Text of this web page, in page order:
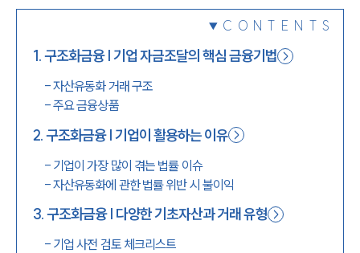
CONTENTS
1.구조화금융 | 기업 자금조달의 핵심 금융기법
-자산유동화 거래 구조
-주요 금융상품
2.구조화금융 | 기업이 활용하는 이유
- 기업이 가장 많이 겪는 법률 이슈
-자산유동화에 관한 법률 위반 시 불이익
3.구조화금융 | 다양한 기초자산과 거래 유형
- 기업 사전 검토 체크리스트